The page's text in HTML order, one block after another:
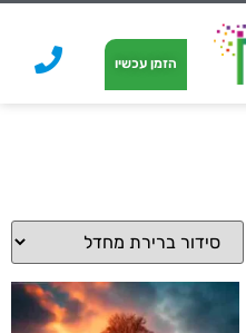
הזמן עכשיו